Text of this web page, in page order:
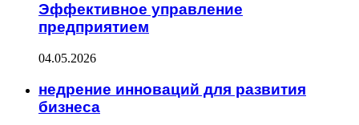
Эффективное управление
предприятием
04.05.2026
недрение инноваций для развития
бизнеса